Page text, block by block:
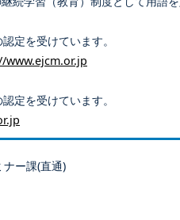
定を受けています。
www.ejcm.or.jp
定を受けています。
ー課(直通)